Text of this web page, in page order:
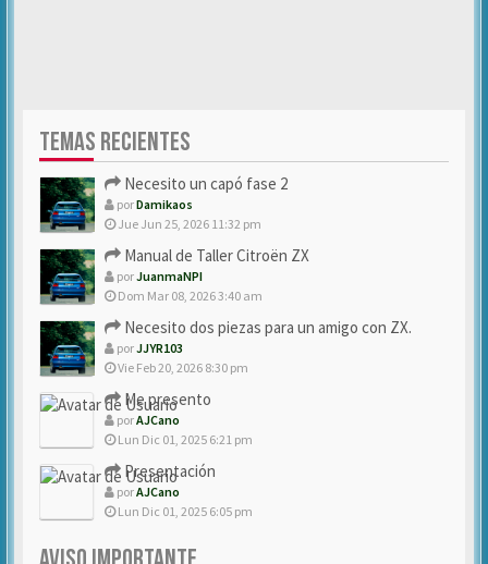
TEMAS RECIENTES
Necesito un capó fase 2
porDamikaos
Jue Jun 25, 2026 11:32 pm
Manual de Taller Citroën ZX
porJuanmaNPI
Dom Mar 08, 2026 3:40 am
Necesito dos piezas para un amigo con ZX.
porJJYR103
Vie Feb 20, 2026 8:30 pm
Me presento
porAJCano
Lun Dic 01, 2025 6:21 pm
Presentación
porAJCano
Lun Dic 01, 2025 6:05 pm